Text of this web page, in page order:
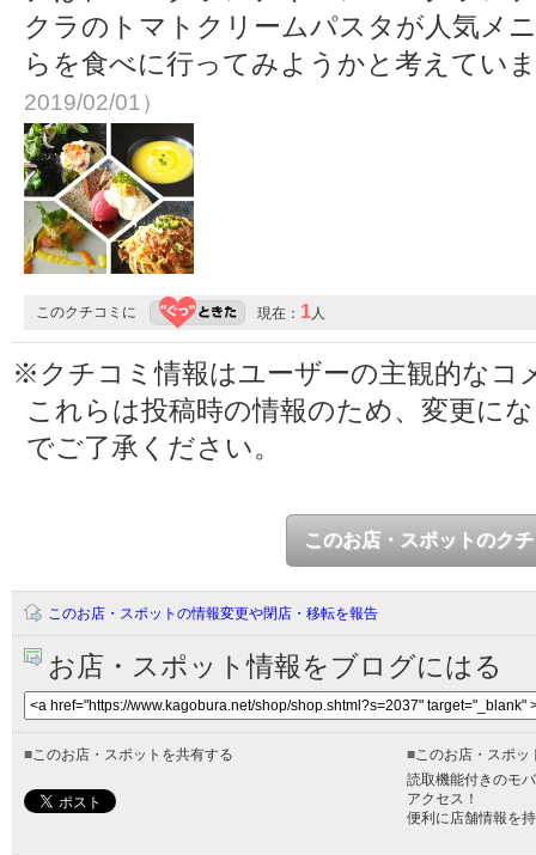
クラのトマトクリームパスタが人気メ
らを食べに行ってみようかと考えてい
2019/02/01）
このクチコミに 現在： 1人
※クチコミ情報はユーザーの主観的なコ
これらは投稿時の情報のため、変更に
でご了承ください。
このお店・スポットのク
このお店・スポットの情報変更や閉店・移転を報告
お店・スポット情報をブログにはる
■このお店・スポットを共有する ■このお店・スポッ
読取機能付きのモ
アクセス！
便利に店舗情報を